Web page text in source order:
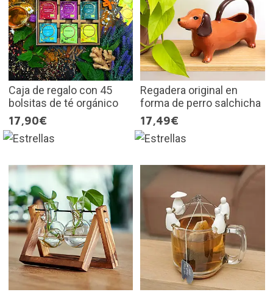
Caja de regalo con 45
bolsitas de té orgánico
17,90€
Regadera original en
forma de perro salchicha
17,49€